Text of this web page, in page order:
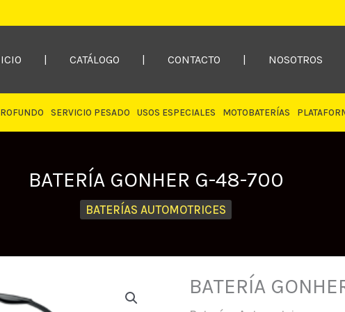
CATÁLOGO CONTACTO NOSOTROS
SERVICIO PESADO USOS ESPECIALES MOTOBATERÍAS
BATERÍA GONHER G-48-700
BATERÍAS AUTOMOTRICES
BATERÍA